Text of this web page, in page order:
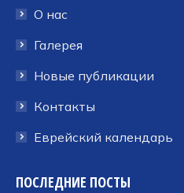
окнеокне
О нас
Галерея
Новые публикации
Контакты
Еврейский календарь
ПОСЛЕДНИЕ ПОСТЫ